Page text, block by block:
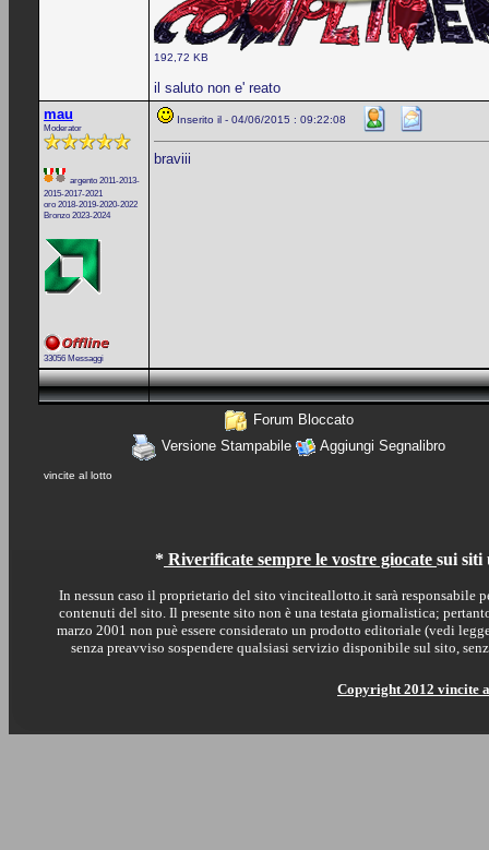
192,72 KB
il saluto non e' reato
mau
Moderator
argento 2011-2013-
2015-2017-2021
oro 2018-2019-2020-2022
Bronzo 2023-2024
33056 Messaggi
Inserito il - 04/06/2015 : 09:22:08
braviii
Forum Bloccato
Versione Stampabile
Aggiungi Segnalibro
vincite al lotto
* Riverificate sempre le vostre giocate sui siti
In nessun caso il proprietario del sito vinciteallotto.it sarà
contenuti del sito. Il presente sito non è una testata giornalistica;
marzo 2001 non puè essere considerato un prodotto editoriale (vedi
senza preavviso sospendere qualsiasi servizio disponibile sul sito,
Copyright 2012 vincite